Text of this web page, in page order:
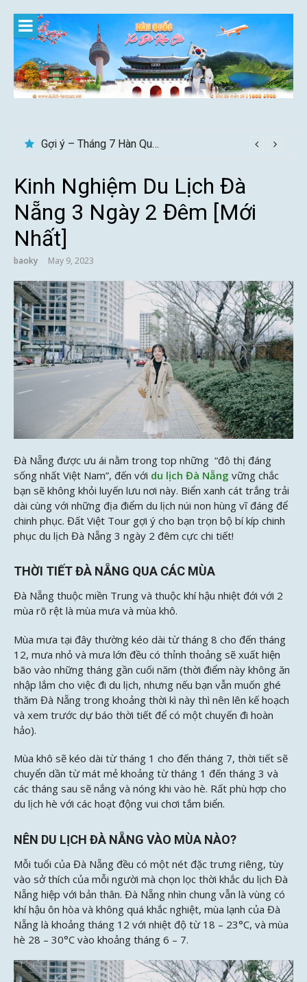
content
Gợi ý – Tháng 7 Hàn Quốc nên đi đâu, mặc gì đẹp?
Kinh Nghiệm Du Lịch Đà
Nẵng 3 Ngày 2 Đêm [Mới
Nhất]
baoky May 9, 2023
Đà Nẵng được ưu ái nằm trong top những “đô thị đáng
sống nhất Việt Nam”, đến với du lịch Đà Nẵng vững chắc
bạn sẽ không khỏi luyến lưu nơi này. Biển xanh cát trắng trải
dài cùng với những địa điểm du lịch núi non hùng vĩ đáng để
chinh phục. Đất Việt Tour gợi ý cho bạn trọn bộ bí kíp chinh
phục du lịch Đà Nẵng 3 ngày 2 đêm cực chi tiết!
THỜI TIẾT ĐÀ NẴNG QUA CÁC MÙA
Đà Nẵng thuộc miền Trung và thuộc khí hậu nhiệt đới với 2
mùa rõ rệt là mùa mưa và mùa khô.
Mùa mưa tại đây thường kéo dài từ tháng 8 cho đến tháng
12, mưa nhỏ và mưa lớn đều có thỉnh thoảng sẽ xuất hiện
bão vào những tháng gần cuối năm (thời điểm này không ăn
nhập lắm cho việc đi du lịch, nhưng nếu bạn vẫn muốn ghé
thăm Đà Nẵng trong khoảng thời kì này thì nên lên kế hoạch
và xem trước dự báo thời tiết để có một chuyến đi hoàn
hảo).
Mùa khô sẽ kéo dài từ tháng 1 cho đến tháng 7, thời tiết sẽ
chuyển dần từ mát mẻ khoảng từ tháng 1 đến tháng 3 và
các tháng sau sẽ nắng và nóng khi vào hè. Rất phù hợp cho
du lịch hè với các hoạt động vui chơi tắm biển.
NÊN DU LỊCH ĐÀ NẴNG VÀO MÙA NÀO?
Mỗi tuổi của Đà Nẵng đều có một nét đặc trưng riêng, tùy
vào sở thích của mỗi người mà chọn lọc thời khắc du lịch Đà
Nẵng hiệp với bản thân. Đà Nẵng nhìn chung vẫn là vùng có
khí hậu ôn hòa và không quá khắc nghiệt, mùa lạnh của Đà
Nẵng là khoảng tháng 12 với nhiệt độ từ 18 – 23°C, và mùa
hè 28 – 30°C vào khoảng tháng 6 – 7.